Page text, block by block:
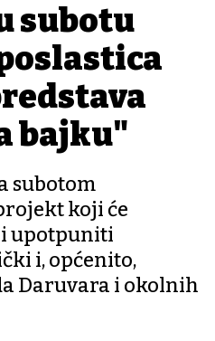
subotu
bajku"
subotom
koji će
upotpuniti
i, općenito,
Daruvara i okolnih